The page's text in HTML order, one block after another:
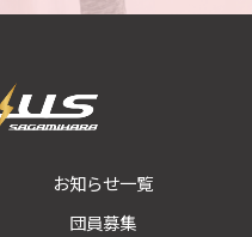
お知らせ一覧
団員募集